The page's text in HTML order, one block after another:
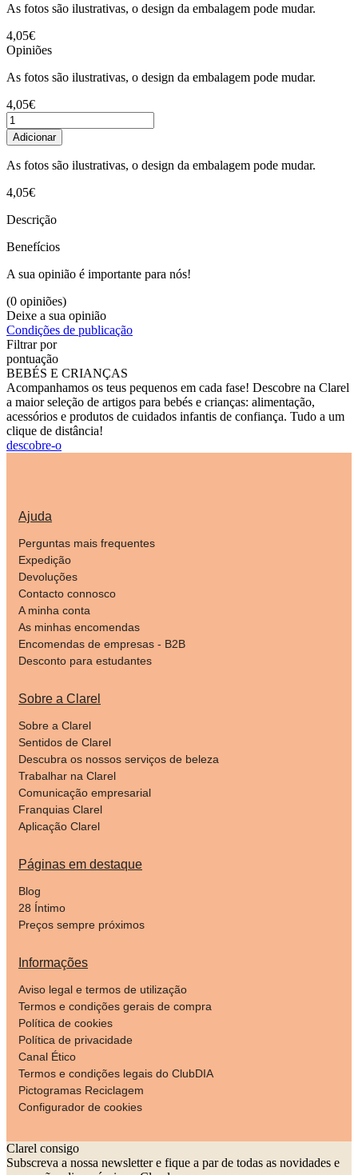
As fotos são ilustrativas, o design da embalagem pode mudar.
4,05€
Opiniões
As fotos são ilustrativas, o design da embalagem pode mudar.
4,05€
Adicionar
As fotos são ilustrativas, o design da embalagem pode mudar.
4,05€
Descrição
Benefícios
A sua opinião é importante para nós!
(0 opiniões)
Deixe a sua opinião
Condições de publicação
Filtrar por
pontuação
BEBÉS E CRIANÇAS
Acompanhamos os teus pequenos em cada fase! Descobre na Clarel
a maior seleção de artigos para bebés e crianças: alimentação,
acessórios e produtos de cuidados infantis de confiança. Tudo a um
clique de distância!
descobre-o
Ajuda
Perguntas mais frequentes
Expedição
Devoluções
Contacto connosco
A minha conta
As minhas encomendas
Encomendas de empresas - B2B
Desconto para estudantes
Sobre a Clarel
Sobre a Clarel
Sentidos de Clarel
Descubra os nossos serviços de beleza
Trabalhar na Clarel
Comunicação empresarial
Franquias Clarel
Aplicação Clarel
Páginas em destaque
Blog
28 Íntimo
Preços sempre próximos
Informações
Aviso legal e termos de utilização
Termos e condições gerais de compra
Política de cookies
Política de privacidade
Canal Ético
Termos e condições legais do ClubDIA
Pictogramas Reciclagem
Configurador de cookies
Clarel consigo
Subscreva a nossa newsletter e fique a par de todas as novidades e